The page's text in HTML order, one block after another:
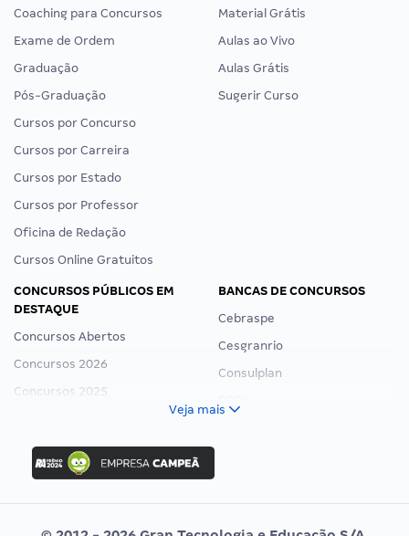
Coaching para Concursos
Exame de Ordem
Graduação
Pós-Graduação
Cursos por Concurso
Cursos por Carreira
Cursos por Estado
Cursos por Professor
Oficina de Redação
Cursos Online Gratuitos
Material Grátis
Aulas ao Vivo
Aulas Grátis
Sugerir Curso
CONCURSOS PÚBLICOS EM
DESTAQUE
Concursos Abertos
Concursos 2026
Concursos 2025
Concurso Ibama
Concurso MPU
Editais publicados
BANCAS DE CONCURSOS
Cebraspe
Cesgranrio
Consulplan
Veja mais